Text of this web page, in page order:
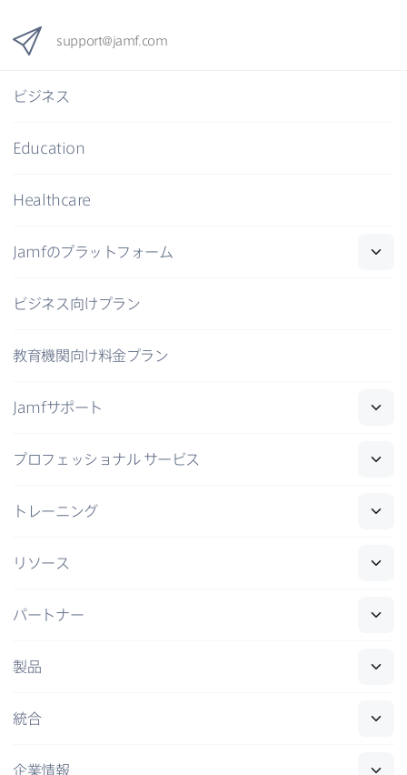
support@jamf. com
ビジネス
Education
Healthcare
Jamfの​プラットフォーム
ビジネス向けプラン
教育機関向け料金プラン
Jamfサポート
プロフェッショナル サービス
トレーニング
リソース
パートナー
製品
統合
企業情報